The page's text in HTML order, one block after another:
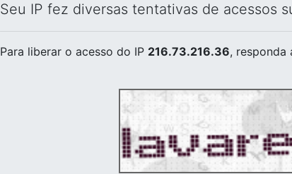
Seu IP fez diversas tentativas de acessos
Para liberar o acesso do IP 216.73.216.36, responda